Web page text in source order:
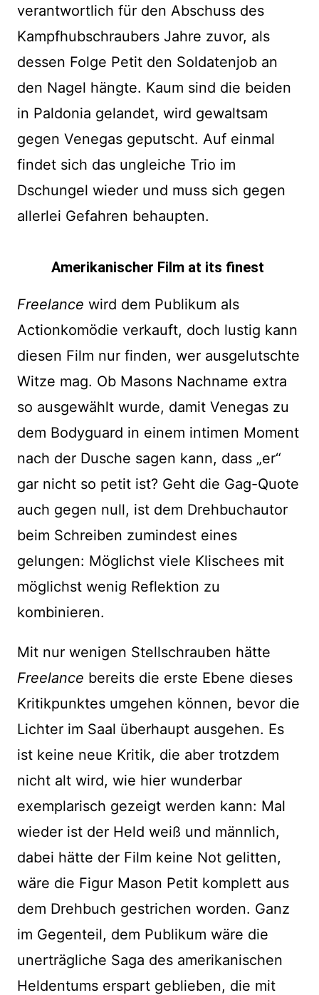
verantwortlich für den Abschuss des
Kampfhubschraubers Jahre zuvor, als
dessen Folge Petit den Soldatenjob an
den Nagel hängte. Kaum sind die beiden
in Paldonia gelandet, wird gewaltsam
gegen Venegas geputscht. Auf einmal
findet sich das ungleiche Trio im
Dschungel wieder und muss sich gegen
allerlei Gefahren behaupten.
Amerikanischer Film at its finest
Freelance wird dem Publikum als
Actionkomödie verkauft, doch lustig kann
diesen Film nur finden, wer ausgelutschte
Witze mag. Ob Masons Nachname extra
so ausgewählt wurde, damit Venegas zu
dem Bodyguard in einem intimen Moment
nach der Dusche sagen kann, dass „er“
gar nicht so petit ist? Geht die Gag-Quote
auch gegen null, ist dem Drehbuchautor
beim Schreiben zumindest eines
gelungen: Möglichst viele Klischees mit
möglichst wenig Reflektion zu
kombinieren.
Mit nur wenigen Stellschrauben hätte
Freelance bereits die erste Ebene dieses
Kritikpunktes umgehen können, bevor die
Lichter im Saal überhaupt ausgehen. Es
ist keine neue Kritik, die aber trotzdem
nicht alt wird, wie hier wunderbar
exemplarisch gezeigt werden kann: Mal
wieder ist der Held weiß und männlich,
dabei hätte der Film keine Not gelitten,
wäre die Figur Mason Petit komplett aus
dem Drehbuch gestrichen worden. Ganz
im Gegenteil, dem Publikum wäre die
unerträgliche Saga des amerikanischen
Heldentums erspart geblieben, die mit